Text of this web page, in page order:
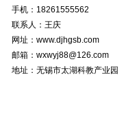
手机：18261555562
联系人：王庆
网址： www.djhgsb.com
邮箱：wxwyj88@126.com
地址：无锡市太湖科教产业园